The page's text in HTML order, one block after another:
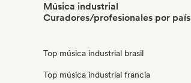
Música industrial
Curadores/profesionales por país
Top música industrial brasil
Top música industrial francia